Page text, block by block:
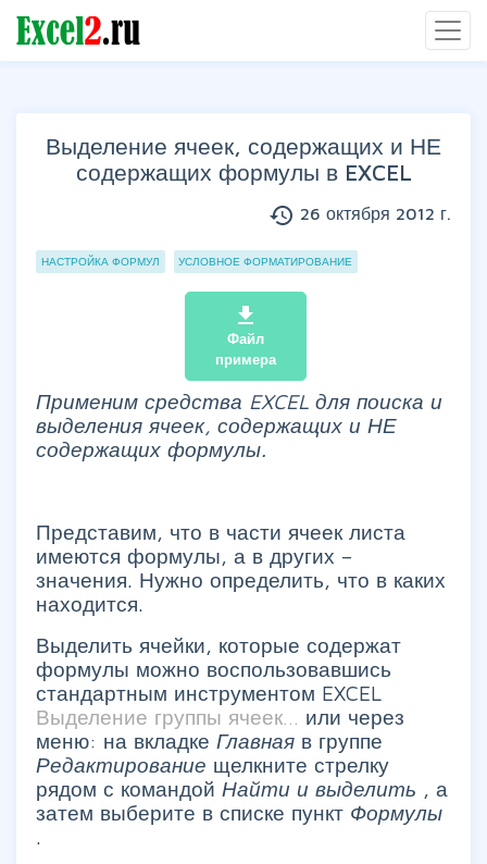
Выделение ячеек, содержащих и НЕ
содержащих формулы в EXCEL
history 26 октября 2012 г.
Группы статей
НАСТРОЙКА ФОРМУЛ УСЛОВНОЕ ФОРМАТИРОВАНИЕ
file_download
Файл
примера
Применим средства EXCEL для поиска и
выделения ячеек, содержащих и НЕ
содержащих формулы.
Представим, что в части ячеек листа
имеются формулы, а в других –
значения. Нужно определить, что в каких
находится.
Выделить ячейки, которые содержат
формулы можно воспользовавшись
стандартным инструментом EXCEL
Выделение группы ячеек… или через
меню: на вкладке Главная в группе
Редактирование щелкните стрелку
рядом с командой Найти и выделить , а
затем выберите в списке пункт Формулы
.